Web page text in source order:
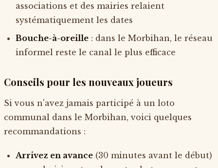
associations et des mairies relaient
systématiquement les dates
Bouche-à-oreille : dans le Morbihan, le réseau
informel reste le canal le plus efficace
Conseils pour les nouveaux joueurs
Si vous n'avez jamais participé à un loto
communal dans le Morbihan, voici quelques
recommandations :
Arrivez en avance (30 minutes avant le début)